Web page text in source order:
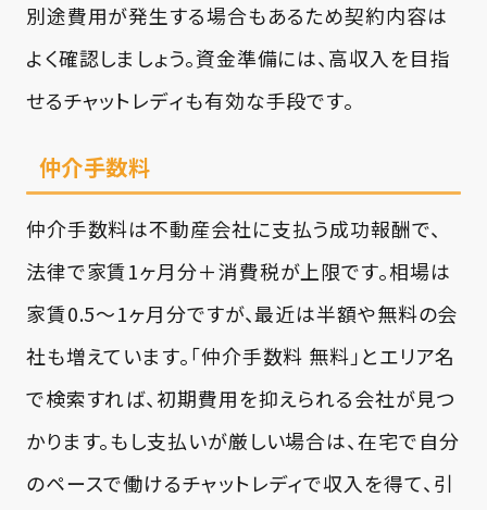
別途費用が発生する場合もあるため契約内容は
よく確認しましょう。資金準備には、高収入を目指
せるチャットレディも有効な手段です。
仲介手数料
仲介手数料は不動産会社に支払う成功報酬で、
法律で家賃1ヶ月分＋消費税が上限です。相場は
家賃0.5〜1ヶ月分ですが、最近は半額や無料の会
社も増えています。「仲介手数料 無料」とエリア名
で検索すれば、初期費用を抑えられる会社が見つ
かります。もし支払いが厳しい場合は、在宅で自分
のペースで働けるチャットレディで収入を得て、引